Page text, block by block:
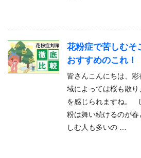
花粉症で苦しむそ
おすすめのこれ！
皆さんこんにちは、
域によっては桜も散
を感じられますね。
粉は舞い続けるのが
しむ人も多いの …